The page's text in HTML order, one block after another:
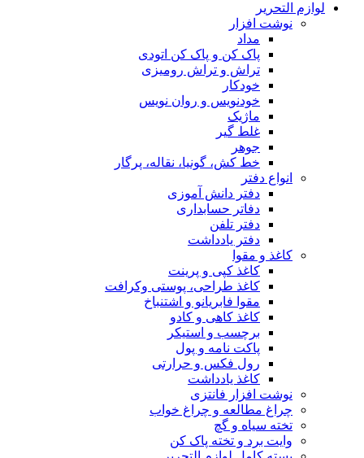
لوازم التحریر
نوشت افزار
مداد
پاک کن و پاک کن اتودی
تراش و تراش رومیزی
خودکار
خودنویس و روان نویس
ماژیک
غلط گیر
جوهر
خط کش، گونیا، نقاله، پرگار
انواع دفتر
دفتر دانش آموزی
دفاتر حسابداری
دفتر تلفن
دفتر یادداشت
کاغذ و مقوا
کاغذ کپی و پرینت
کاغذ طراحی، پوستی وکرافت
مقوا فابریانو و اشتنباخ
کاغذ کاهی و کادو
برچسب و استیکر
پاکت نامه و پول
رول فکس و حرارتی
کاغذ یادداشت
نوشت افزار فانتزی
چراغ مطالعه و چراغ خواب
تخته سیاه و گچ
وایت برد و تخته پاک کن